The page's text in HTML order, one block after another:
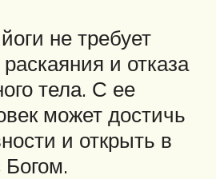
не требует
и отказа
тела. С ее
может достичь
и открыть в
Богом.